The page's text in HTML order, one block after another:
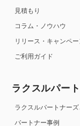
見積もり
コラム・ノウハウ
リリース・キャンペー
ご利用ガイド
ラクスルパー
ラクスルパートナーズ
パートナー事例